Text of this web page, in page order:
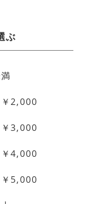
ぶ
2,000
3,000
4,000
5,000